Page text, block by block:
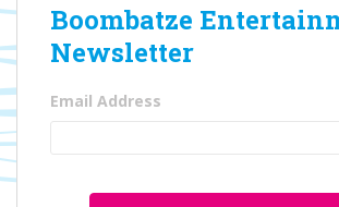
Boombatze
Newsletter
Email Address